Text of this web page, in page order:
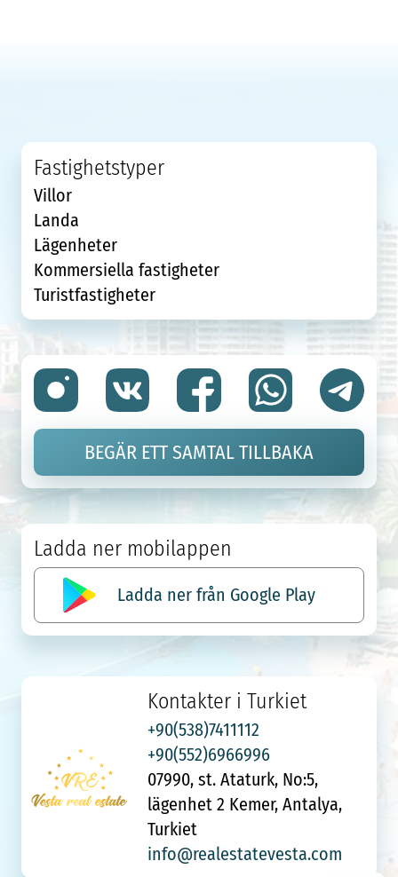
Kontakter i Turkiet
+90(538)7411112
+90(552)6966996
07990, st. Ataturk, No:5,
lägenhet 2 Kemer, Antalya,
Turkiet
info@realestatevesta.com
Ladda ner mobilappen
Ladda ner från Google Play
Fastighetstyper
Villor
Landa
Lägenheter
Kommersiella fastigheter
Turistfastigheter
BEGÄR ETT SAMTAL TILLBAKA